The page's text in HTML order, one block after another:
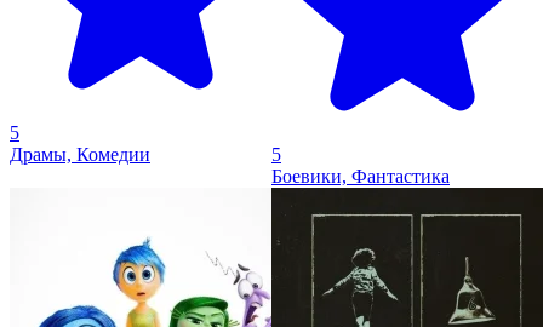
5
Драмы, Комедии
5
Боевики, Фантастика